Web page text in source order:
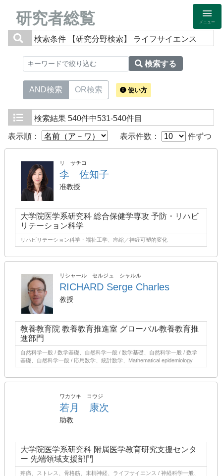
研究者総覧 メニュー
検索条件 【研究分野検索】 ライフサイエンス
検索する
AND検索 OR検索 使い方
検索結果 540件中531-540件目
表示順： 表示件数： 件ずつ
リ サチコ
李 佐知子
准教授
大学院医学系研究科 総合保健学専攻 予防・リハビ
リテーション科学
リハビリテーション科学・福祉工学、痙縮／神経可塑的変化
リシャール セルジュ シャルル
RICHARD Serge Charles
教授
教養教育院 教養教育推進室 グローバル教養教育推
進部門
自然科学一般 / 数学基礎、自然科学一般 / 数学基礎、自然科学一般 / 数学
基礎、自然科学一般 / 応用数学、統計数学、Mathematical epidemiology
ワカツキ コウジ
若月 康次
助教
大学院医学系研究科 附属医学教育研究支援センタ
ー 先端領域支援部門
疼痛、ストレス、骨格筋、末梢神経、ライフサイエンス / 神経科学一般、